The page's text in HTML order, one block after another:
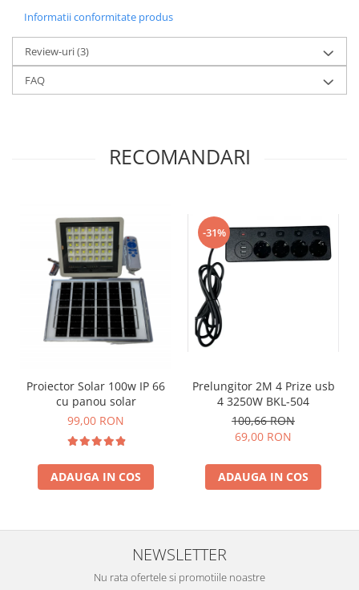
Informatii conformitate produs
Review-uri(3)
FAQ
RECOMANDARI
Proiector Solar 100w IP 66
cu panou solar
99,00 RON
ADAUGA IN COS
-31%
Prelungitor 2M 4 Prize usb
4 3250W BKL-504
100,66 RON
69,00 RON
ADAUGA IN COS
NEWSLETTER
Nu rata ofertele si promotiile noastre